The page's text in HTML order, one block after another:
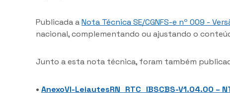
Publicada aNota Técnica SE/CGNFS-e nº 009 -
nacional, complementando ou ajustando o
Junto a esta nota técnica, foram também
• AnexoVI-LeiautesRN_RTC_IBSCBS-V1.04.00 –